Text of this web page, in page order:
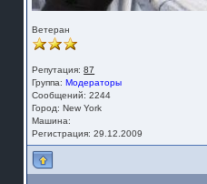
Ветеран
Репутация:87
Группа:Модераторы
Сообщений: 2244
Город: New York
Машина:
Регистрация: 29.12.2009